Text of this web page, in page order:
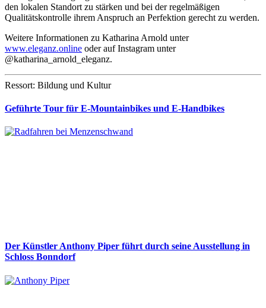
den lokalen Standort zu stärken und bei der regelmäßigen
Qualitätskontrolle ihrem Anspruch an Perfektion gerecht zu werden.
Weitere Informationen zu Katharina Arnold unter
www.eleganz.online oder auf Instagram unter
@katharina_arnold_eleganz.
Ressort: Bildung und Kultur
Geführte Tour für E-Mountainbikes und E-Handbikes
Der Künstler Anthony Piper führt durch seine Ausstellung in
Schloss Bonndorf